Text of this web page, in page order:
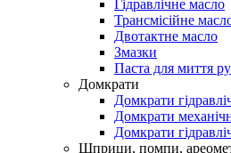
Гідравлічне масло
Трансмісійне
Двотактне масло
Змазки
Паста для миття
Домкрати
Домкрати
Домкрати
Домкрати
Шприци, помпи,